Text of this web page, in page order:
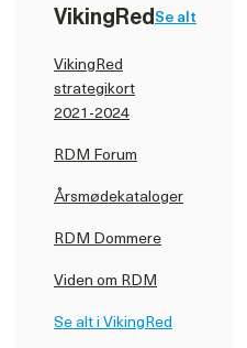
VikingRedSe alt
VikingRed
strategikort
2021-2024
RDM Forum
Årsmødekataloger
RDM Dommere
Viden om RDM
Se alt i VikingRed